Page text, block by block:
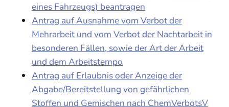
eines Fahrzeugs) beantragen
Antrag auf Ausnahme vom Verbot der
Mehrarbeit und vom Verbot der Nachtarbeit in
besonderen Fällen, sowie der Art der Arbeit
und dem Arbeitstempo
Antrag auf Erlaubnis oder Anzeige der
Abgabe/Bereitstellung von gefährlichen
Stoffen und Gemischen nach ChemVerbotsV